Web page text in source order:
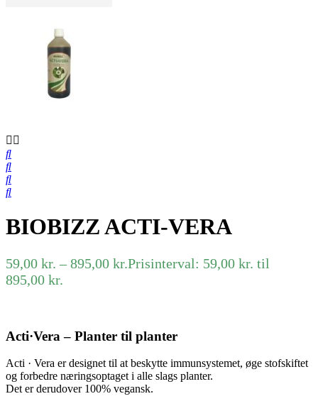
BIOBIZZ ACTI-VERA
59,00 kr. – 895,00 kr.Prisinterval: 59,00 kr. til
895,00 kr.
Acti·Vera – Planter til planter
Acti · Vera er designet til at beskytte immunsystemet, øge stofskiftet
og forbedre næringsoptaget i alle slags planter.
Det er derudover 100% vegansk.